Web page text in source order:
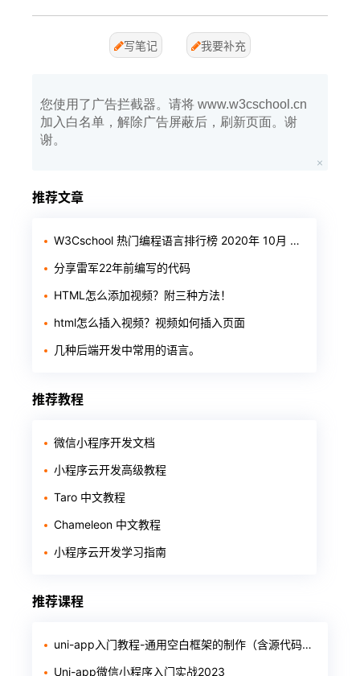
写笔记 我要补充
您使用了广告拦截器。请将 www.w3cschool.cn
加入白名单，解除广告屏蔽后，刷新页面。谢
谢。
推荐文章
W3Cschool 热门编程语言排行榜 2020年 10月 TOP10
分享雷军22年前编写的代码
HTML怎么添加视频？附三种方法！
html怎么插入视频？视频如何插入页面
几种后端开发中常用的语言。
推荐教程
微信小程序开发文档
小程序云开发高级教程
Taro 中文教程
Chameleon 中文教程
小程序云开发学习指南
推荐课程
uni-app入门教程-通用空白框架的制作（含源代码和软件）
Uni-app微信小程序入门实战2023